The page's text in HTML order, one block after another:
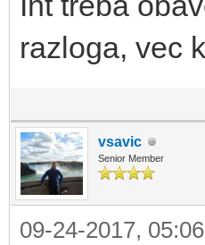
razloga, vec
vsavic
Senior Member
09-24-2017,